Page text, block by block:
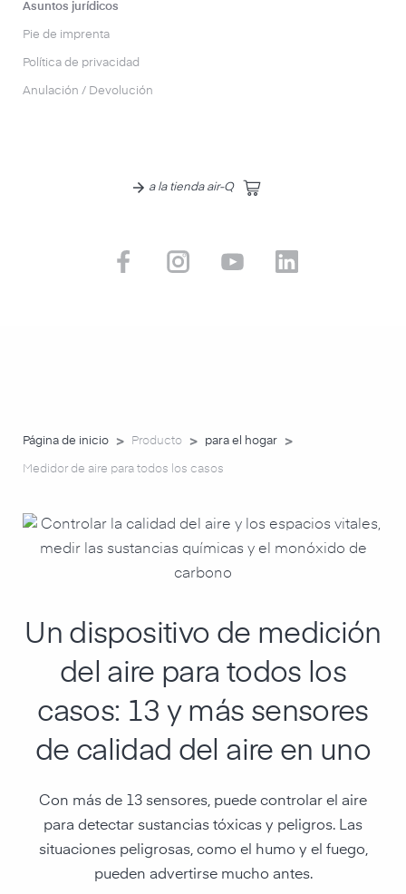
Asuntos jurídicos
Pie de imprenta
Política de privacidad
Anulación / Devolución
a la tienda air-Q
Página de inicio > Producto > para el hogar >
Medidor de aire para todos los casos
Un dispositivo de medición
del aire para todos los
casos: 13 y más sensores
de calidad del aire en uno
Con más de 13 sensores, puede controlar el aire
para detectar sustancias tóxicas y peligros. Las
situaciones peligrosas, como el humo y el fuego,
pueden advertirse mucho antes.